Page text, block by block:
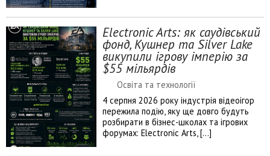
Electronic Arts: як саудівський
фонд, Кушнер та Silver Lake
викупили ігрову імперію за
$55 мільярдів
Освіта та технології
4 серпня 2026 року індустрія відеоігор
пережила подію, яку ще довго будуть
розбирати в бізнес-школах та ігрових
форумах: Electronic Arts, […]